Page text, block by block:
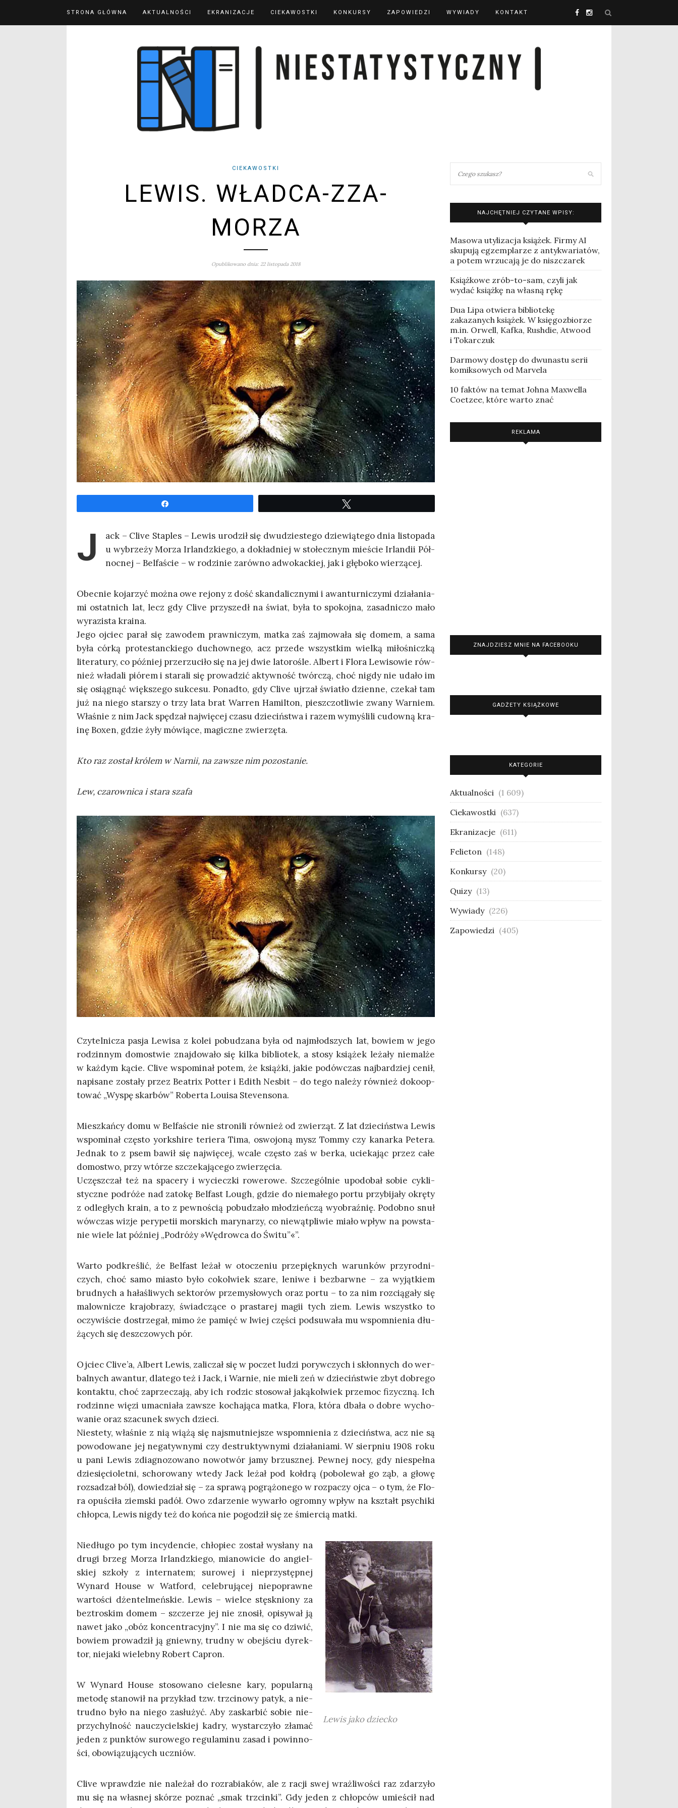
STRONA GŁÓWNA AKTUALNOŚCI EKRANIZACJE CIEKAWOSTKI KONKURSY ZAPOWIEDZI WYWIADY KONTAKT
CIEKAWOSTKI
LEWIS. WŁADCA-ZZA-
MORZA
Opublikowano dnia: 22 listopada 2018
J
ack – Cli­ve Sta­ples – Lewis uro­dził się dwu­dzie­ste­go dzie­wią­te­go dnia listo­pa­da
u wybrze­ży Morza Irlandz­kie­go, a dokład­niej w sto­łecz­nym mie­ście Irlan­dii Pół­
noc­nej – Bel­fa­ście – w rodzi­nie zarów­no adwo­kac­kiej, jak i głę­bo­ko wierzącej.
Obec­nie koja­rzyć moż­na owe rejo­ny z dość skan­da­licz­ny­mi i awan­tur­ni­czy­mi dzia­ła­nia­
mi ostat­nich lat, lecz gdy Cli­ve przy­szedł na świat, była to spo­koj­na, zasad­ni­czo mało
wyra­zi­sta kraina.
Jego ojciec parał się zawo­dem praw­ni­czym, mat­ka zaś zaj­mo­wa­ła się domem, a sama
była cór­ką pro­te­stanc­kie­go duchow­ne­go, acz przede wszyst­kim wiel­ką miło­śnicz­ką
lite­ra­tu­ry, co póź­niej prze­rzu­ci­ło się na jej dwie lato­ro­śle. Albert i Flo­ra Lewi­so­wie rów­
nież wła­da­li pió­rem i sta­ra­li się pro­wa­dzić aktyw­ność twór­czą, choć nigdy nie uda­ło im
się osią­gnąć więk­sze­go suk­ce­su. Ponad­to, gdy Cli­ve ujrzał świa­tło dzien­ne, cze­kał tam
już na nie­go star­szy o trzy lata brat War­ren Hamil­ton, piesz­czo­tli­wie zwa­ny War­niem.
Wła­śnie z nim Jack spę­dzał naj­wię­cej cza­su dzie­ciń­stwa i razem wymy­śli­li cudow­ną kra­
inę Boxen, gdzie żyły mówią­ce, magicz­ne zwierzęta.
Kto raz został kró­lem w Narnii, na zawsze nim pozostanie.
Lew, cza­row­ni­ca i sta­ra szafa
Czy­tel­ni­cza pasja Lewi­sa z kolei pobu­dza­na była od naj­młod­szych lat, bowiem w jego
rodzin­nym domo­stwie znaj­do­wa­ło się kil­ka biblio­tek, a sto­sy ksią­żek leża­ły nie­mal­że
w każ­dym kącie. Cli­ve wspo­mi­nał potem, że książ­ki, jakie pod­ów­czas naj­bar­dziej cenił,
napi­sa­ne zosta­ły przez Beatrix Pot­ter i Edith Nes­bit – do tego nale­ży rów­nież doko­op­
to­wać „Wyspę skar­bów” Rober­ta Louisa Stevensona.
Miesz­kań­cy domu w Bel­fa­ście nie stro­ni­li rów­nież od zwie­rząt. Z lat dzie­ciń­stwa Lewis
wspo­mi­nał czę­sto york­shi­re terie­ra Tima, oswo­jo­ną mysz Tom­my czy kanar­ka Pete­ra.
Jed­nak to z psem bawił się naj­wię­cej, wca­le czę­sto zaś w ber­ka, ucie­ka­jąc przez całe
domo­stwo, przy wtó­rze szcze­ka­ją­ce­go zwierzęcia.
Uczęsz­czał też na spa­ce­ry i wyciecz­ki rowe­ro­we. Szcze­gól­nie upodo­bał sobie cykli­
stycz­ne podró­że nad zato­kę Bel­fast Lough, gdzie do nie­ma­łe­go por­tu przy­bi­ja­ły okrę­ty
z odle­głych kra­in, a to z pew­no­ścią pobu­dza­ło mło­dzień­czą wyobraź­nię. Podob­no snuł
wów­czas wizje pery­pe­tii mor­skich mary­na­rzy, co nie­wąt­pli­wie mia­ło wpływ na powsta­
nie wie­le lat póź­niej „Podró­ży »Wędrow­ca do Świtu”«”.
War­to pod­kre­ślić, że Bel­fast leżał w oto­cze­niu prze­pięk­nych warun­ków przy­rod­ni­
czych, choć samo mia­sto było cokol­wiek sza­re, leni­we i bez­barw­ne – za wyjąt­kiem
brud­nych a hała­śli­wych sek­to­rów prze­my­sło­wych oraz por­tu – to za nim roz­cią­ga­ły się
malow­ni­cze kra­jo­bra­zy, świad­czą­ce o pra­sta­rej magii tych ziem. Lewis wszyst­ko to
oczy­wi­ście dostrze­gał, mimo że pamięć w lwiej czę­ści pod­su­wa­ła mu wspo­mnie­nia dłu­
żą­cych się desz­czo­wych pór.
Ojciec Clive’a, Albert Lewis, zali­czał się w poczet ludzi poryw­czych i skłon­nych do wer­
bal­nych awan­tur, dla­te­go też i Jack, i War­nie, nie mie­li zeń w dzie­ciń­stwie zbyt dobre­go
kon­tak­tu, choć zaprze­cza­ją, aby ich rodzic sto­so­wał jaką­kol­wiek prze­moc fizycz­ną. Ich
rodzin­ne wię­zi umac­nia­ła zawsze kocha­ją­ca mat­ka, Flo­ra, któ­ra dba­ła o dobre wycho­
wa­nie oraz sza­cu­nek swych dzieci.
Nie­ste­ty, wła­śnie z nią wią­żą się naj­smut­niej­sze wspo­mnie­nia z dzie­ciń­stwa, acz nie są
powo­do­wa­ne jej nega­tyw­ny­mi czy destruk­tyw­ny­mi dzia­ła­nia­mi. W sierp­niu 1908 roku
u pani Lewis zdia­gno­zo­wa­no nowo­twór jamy brzusz­nej. Pew­nej nocy, gdy nie­speł­na
dzie­się­cio­let­ni, scho­ro­wa­ny wte­dy Jack leżał pod koł­drą (pobo­le­wał go ząb, a gło­wę
roz­sa­dzał ból), dowie­dział się – za spra­wą pogrą­żo­ne­go w roz­pa­czy ojca – o tym, że Flo­
ra opu­ści­ła ziem­ski padół. Owo zda­rze­nie wywar­ło ogrom­ny wpływ na kształt psy­chi­ki
chłop­ca, Lewis nigdy też do koń­ca nie pogo­dził się ze śmier­cią matki.
Lewis jako dziecko
Nie­dłu­go po tym incy­den­cie, chło­piec został wysła­ny na
dru­gi brzeg Morza Irlandz­kie­go, mia­no­wi­cie do angiel­
skiej szko­ły z inter­na­tem; suro­wej i nie­przy­stęp­nej
Wynard House w Wat­ford, cele­bru­ją­cej nie­po­praw­ne
war­to­ści dżen­tel­meń­skie. Lewis – wiel­ce stę­sk­nio­ny za
bez­tro­skim domem – szcze­rze jej nie zno­sił, opi­sy­wał ją
nawet jako „obóz kon­cen­tra­cyj­ny”. I nie ma się co dzi­wić,
bowiem pro­wa­dził ją gniew­ny, trud­ny w obej­ściu dyrek­
tor, nie­ja­ki wie­leb­ny Robert Capron.
W Wynard House sto­so­wa­no cie­le­sne kary, popu­lar­ną
meto­dę sta­no­wił na przy­kład tzw. trzci­no­wy patyk, a nie­
trud­no było na nie­go zasłu­żyć. Aby zaskar­bić sobie nie­
przy­chyl­ność nauczy­ciel­skiej kadry, wystar­czy­ło zła­mać
jeden z punk­tów suro­we­go regu­la­mi­nu zasad i powin­no­
ści, obo­wią­zu­ją­cych uczniów.
Cli­ve wpraw­dzie nie nale­żał do roz­ra­bia­ków, ale z racji swej wraż­li­wo­ści raz zda­rzy­ło
mu się na wła­snej skó­rze poznać „smak trzcin­ki”. Gdy jeden z chłop­ców umie­ścił nad
NAJCHĘTNIEJ CZYTANE WPISY:
Masowa utylizacja książek. Firmy AI
skupują egzemplarze z antykwariatów,
a potem wrzucają je do niszczarek
Książkowe zrób-to-sam, czyli jak
wydać książkę na własną rękę
Dua Lipa otwiera bibliotekę
zakazanych książek. W księgozbiorze
m.in. Orwell, Kafka, Rushdie, Atwood
i Tokarczuk
Darmowy dostęp do dwunastu serii
komiksowych od Marvela
10 faktów na temat Johna Maxwella
Coetzee, które warto znać
REKLAMA
ZNAJDZIESZ MNIE NA FACEBOOKU
GADŻETY KSIĄŻKOWE
KATEGORIE
Aktualności (1 609)
Ciekawostki (637)
Ekranizacje (611)
Felieton (148)
Konkursy (20)
Quizy (13)
Wywiady (226)
Zapowiedzi (405)